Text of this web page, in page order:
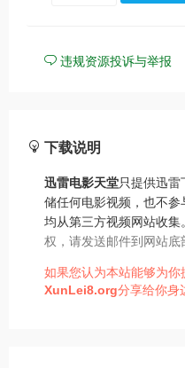
违规资源投诉与举报
下载说明
迅雷电影天堂只提供迅
储任何电影视频，也不
均从第三方视频网站收集
权，请发送邮件到网站底
如果您认为本站能够为你
XunLei8.org分享给你身